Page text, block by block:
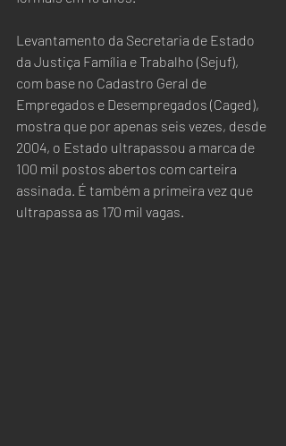
Levantamento da Secretaria de Estado
da Justiça Família e Trabalho (Sejuf),
com base no Cadastro Geral de
Empregados e Desempregados (Caged),
mostra que por apenas seis vezes, desde
2004, o Estado ultrapassou a marca de
100 mil postos abertos com carteira
assinada. É também a primeira vez que
ultrapassa as 170 mil vagas.